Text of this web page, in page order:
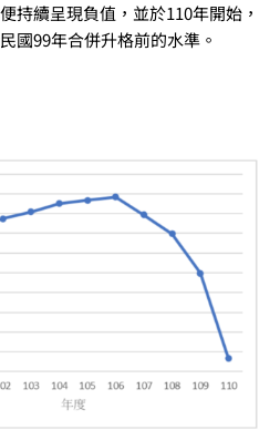
持續呈現負值，並於110年開始，
國99年合併升格前的水準。